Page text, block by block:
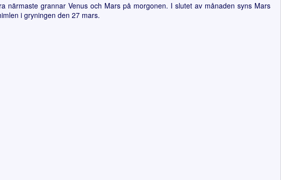
grannar Venus och Mars på morgonen. I slutet av månaden syns Mars
i gryningen den 27 mars.